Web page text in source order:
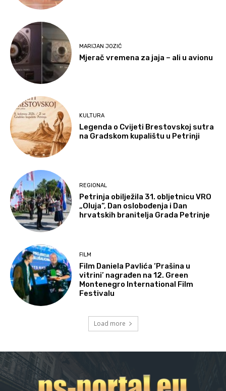
MARIJAN JOZIĆ
Mjerač vremena za jaja – ali u avionu
KULTURA
Legenda o Cvijeti Brestovskoj sutra
na Gradskom kupalištu u Petrinji
REGIONAL
Petrinja obilježila 31. obljetnicu VRO
„Oluja“, Dan oslobođenja i Dan
hrvatskih branitelja Grada Petrinje
FILM
Film Daniela Pavlića ‘Prašina u
vitrini’ nagrađen na 12. Green
Montenegro International Film
Festivalu
Load more